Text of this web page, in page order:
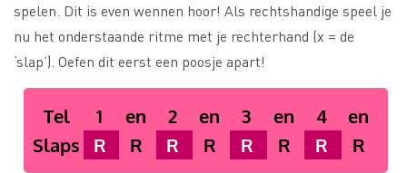
spelen. Dit is even wennen hoor! Als rechtshandige speel je
nu het onderstaande ritme met je rechterhand (x = de
‘slap’). Oefen dit eerst een poosje apart!
Tel 1 en 2 en 3 en 4
en
Slaps
R R R R R R R R